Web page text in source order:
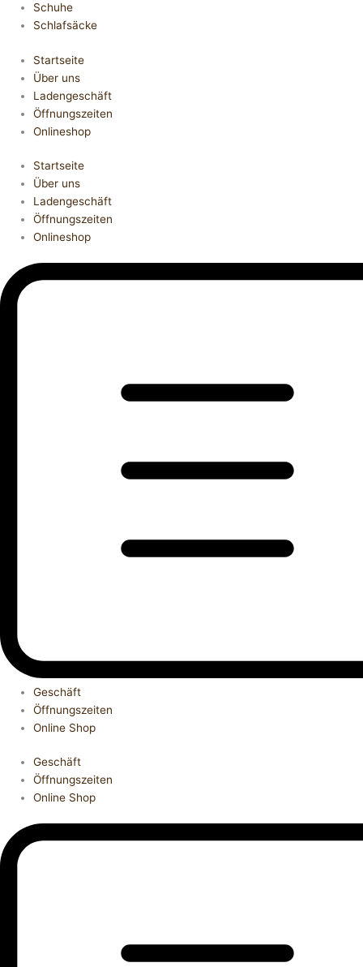
Schuhe
Schlafsäcke
Startseite
Über uns
Ladengeschäft
Öffnungszeiten
Onlineshop
Startseite
Über uns
Ladengeschäft
Öffnungszeiten
Onlineshop
Geschäft
Öffnungszeiten
Online Shop
Geschäft
Öffnungszeiten
Online Shop